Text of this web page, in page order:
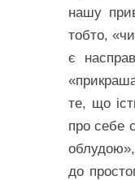
нашу
тобто,
є
те, що
про себе
до